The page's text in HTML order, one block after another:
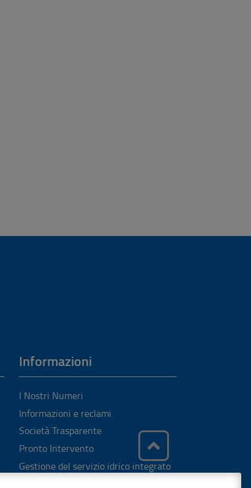
Informazioni
I Nostri Numeri
Informazioni e reclami
Società Trasparente
Pronto Intervento
Gestione del servizio idrico integrato